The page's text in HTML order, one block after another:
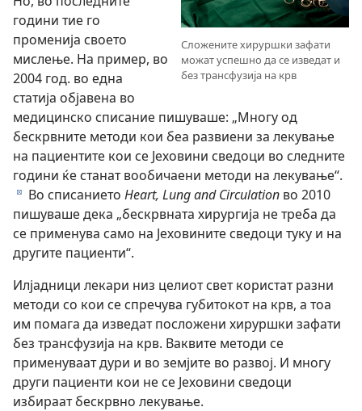
Сложените хируршки зафати
можат успешно да се изведат и
без трансфузија на крв
години тие го
променија своето
мислење. На пример, во
2004 год. во една
статија објавена во
медицинско списание пишуваше: „Многу од
бескрвните методи кои беа развиени за лекување
на пациентите кои се Јеховини сведоци во следните
години ќе станат вообичаени методи на лекување“.
d Во списанието Heart, Lung and Circulation во 2010
пишуваше дека „бескрвната хирургија не треба да
се применува само на Јеховините сведоци туку и на
другите пациенти“.
Илјадници лекари низ целиот свет користат разни
методи со кои се спречува губитокот на крв, а тоа
им помага да изведат посложени хируршки зафати
без трансфузија на крв. Ваквите методи се
применуваат дури и во земјите во развој. И многу
други пациенти кои не се Јеховини сведоци
избираат бескрвно лекување.